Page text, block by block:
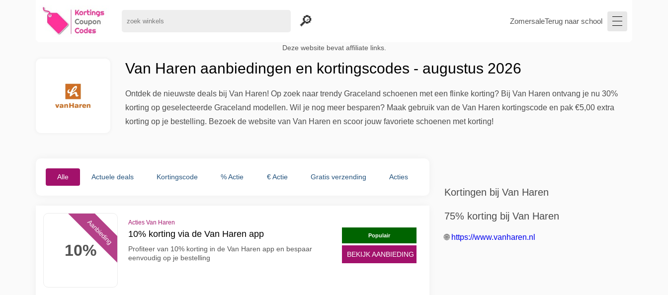
ZomersaleTerug naar school
Deze website bevat affiliate links.
Van Haren aanbiedingen en kortingscodes - augustus 2026
Ontdek de nieuwste deals bij Van Haren! Op zoek naar trendy Graceland schoenen met een flinke korting? Bij Van Haren ontvang je nu 30%
korting op geselecteerde Graceland modellen. Wil je nog meer besparen? Maak gebruik van de Van Haren kortingscode en pak €5,00 extra
korting op je bestelling. Bezoek de website van Van Haren en scoor jouw favoriete schoenen met korting!
Alle Actuele deals Kortingscode % Actie € Actie Gratis verzending Acties
10%
Aanbieding Acties Van Haren
10% korting via de Van Haren app
Profiteer van 10% korting in de Van Haren app en bespaar
eenvoudig op je bestelling
Populair
BEKIJK AANBIEDING
Kortingen bij Van Haren
75% korting bij Van Haren
🌐 https://www.vanharen.nl